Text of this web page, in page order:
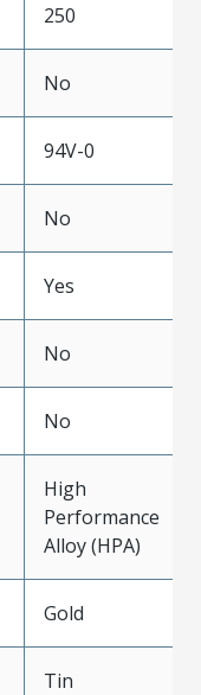
250
No
94V-0
No
Yes
No
No
High
Performance
Alloy (HPA)
Gold
Tin